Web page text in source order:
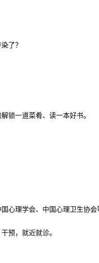
了？
锁一道菜肴、读一本好书。
心理学会、中国心理卫生协
预，就近就诊。